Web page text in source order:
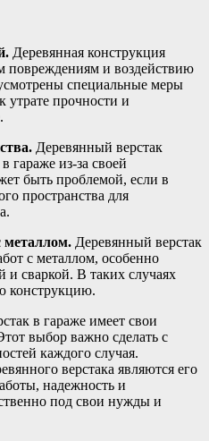
Деревянная конструкция
повреждениям и воздействию
специальные меры
прочности и
Деревянный верстак
гараже из-за своей
быть проблемой, если в
пространства для
металлом. Деревянный верстак
с металлом, особенно
и сваркой. В таких случаях
конструкцию.
в гараже имеет свои
выбор важно сделать с
каждого случая.
верстака являются его
надежность и
под свои нужды и